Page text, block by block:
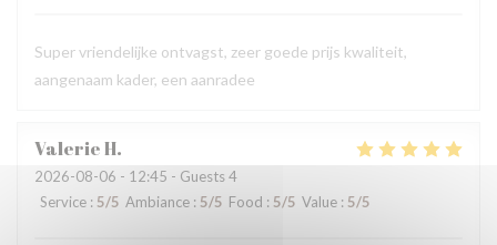
Super vriendelijke ontvagst, zeer goede prijs kwaliteit,
aangenaam kader, een aanradee
ValerieH
2026-08-06 - 12:45 - Guests 4
Service : 5/5 Ambiance : 5/5 Food : 5/5 Value : 5/5